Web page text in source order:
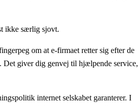
ikke særlig sjovt.
om at e-firmaet retter sig efter de
Det giver dig genvej til hjælpende service,
internet selskabet garanterer. I